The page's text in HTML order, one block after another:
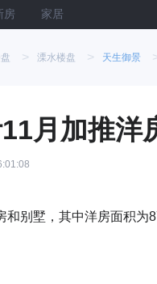
房 家居
> 溧水楼盘 > 天生御景
月加推洋
和别墅，其中洋房面积为